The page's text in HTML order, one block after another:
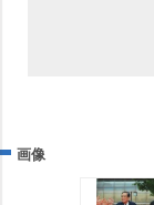
画像